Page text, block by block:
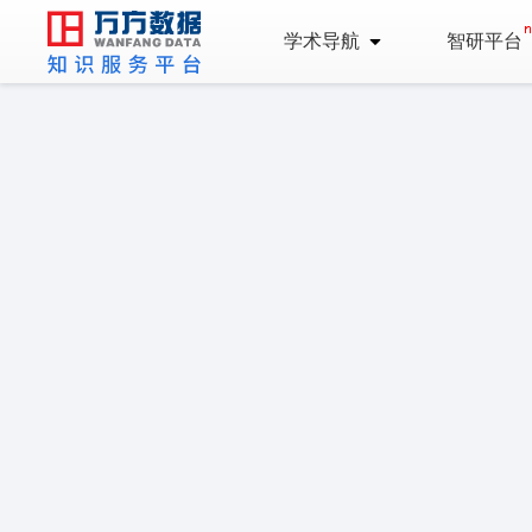
学术导航 智研平台